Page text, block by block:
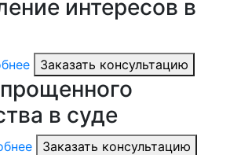
интересов в
Заказать консультацию
в суде
Заказать консультацию